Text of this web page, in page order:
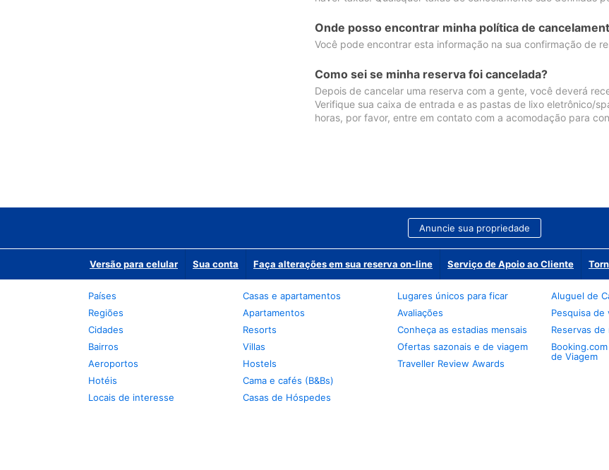
Onde posso encontrar minha política de
Você pode encontrar esta informação na sua confirmação de
Como sei se minha reserva foi cancelada?
Depois de cancelar uma reserva com a gente, você deverá
Verifique sua caixa de entrada e as pastas de lixo eletrônico/
horas, por favor, entre em contato com a acomodação para
Anuncie sua propriedade
Versão para celular Sua conta Faça alterações em sua reserva on-line Serviço de Apoio ao Cliente
Países
Regiões
Cidades
Bairros
Aeroportos
Hotéis
Locais de interesse
Casas e apartamentos
Apartamentos
Resorts
Villas
Hostels
Cama e cafés (B&Bs)
Casas de Hóspedes
Lugares únicos para ficar
Avaliações
Conheça as estadias mensais
Ofertas sazonais e de viagem
Traveller Review Awards
Aluguel de
Pesquisa de
Reservas
de Viagem